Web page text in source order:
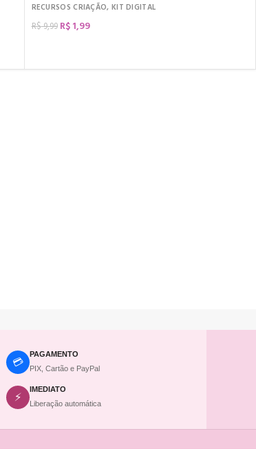
RECURSOS CRIAÇÃO, KIT DIGITAL
R$9,99 R$1,99
💳
PAGAMENTO
PIX, Cartão e PayPal
⚡
IMEDIATO
Liberação automática